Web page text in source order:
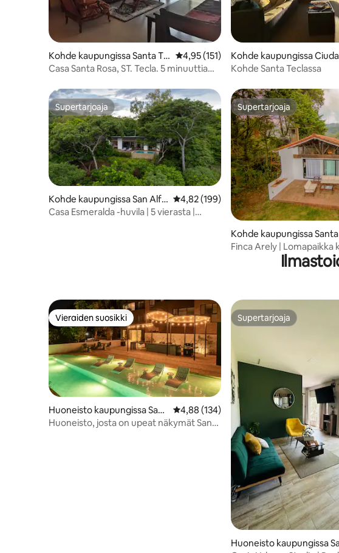
Kohde kaupungissa Santa Te
cla
Keskimääräinen arvio 4,95/5, 151
4,95 (151)
Casa Santa Rosa, ST. Tecla. 5 minuuttia
Kohde kaupungissa
Merliot
Kohde Santa Teclassa
Supertarjoaja
Supertarjoaja
Kohde kaupungissa San Alfo
nso
Keskimääräinen arvio 4,82/5, 199
4,82 (199)
Casa Esmeralda -huvila | 5 vierasta |
Supertarjoaja
Supertarjoaja
Kohde kaupungissa Santa
la
Finca Arely | Lomapaikka
Vieraiden suosikki
Vieraiden suosikki
Huoneisto kaupungissa San
Salvador
Keskimääräinen arvio 4,88/5, 134
4,88 (134)
Huoneisto, josta on upeat näkymät San
Supertarjoaja
Supertarjoaja
Huoneisto kaupungissa